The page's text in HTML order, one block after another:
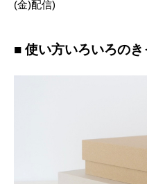
(金)配信)
■ 使い方いろいろの